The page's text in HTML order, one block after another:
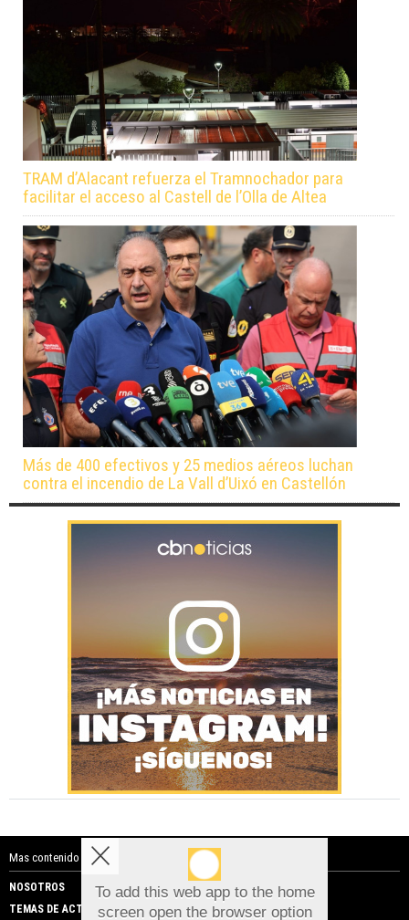
TRAM d’Alacant refuerza el Tramnochador para
facilitar el acceso al Castell de l’Olla de Altea
Más de 400 efectivos y 25 medios aéreos luchan
contra el incendio de La Vall d’Uixó en Castellón
Mas contenido de Costa Blanca Noticias:
NOSOTROS
PUBLICIDAD
TEMAS DE ACTUALIDAD
To add this web app to the home
screen open the browser option